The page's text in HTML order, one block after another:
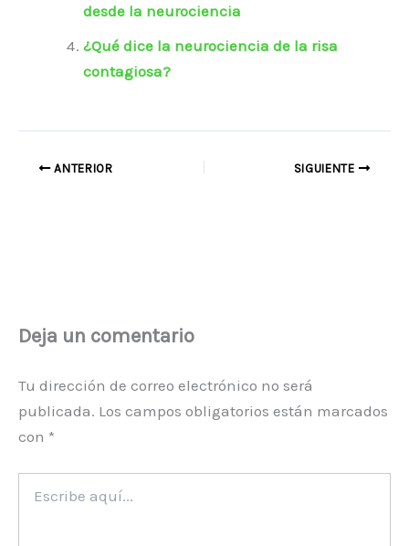
desde la neurociencia
¿Qué dice la neurociencia de la risa
contagiosa?
ANTERIOR SIGUIENTE
Deja un comentario
Tu dirección de correo electrónico no será
publicada. Los campos obligatorios están marcados
con *
aquí...